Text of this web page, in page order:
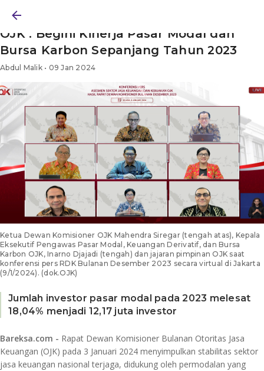
OJK : Begini Kinerja Pasar Modal dan
Bursa Karbon Sepanjang Tahun 2023
Abdul Malik • 09 Jan 2024
Ketua Dewan Komisioner OJK Mahendra Siregar (tengah atas), Kepala
Eksekutif Pengawas Pasar Modal, Keuangan Derivatif, dan Bursa
Karbon OJK, Inarno Djajadi (tengah) dan jajaran pimpinan OJK saat
konferensi pers RDK Bulanan Desember 2023 secara virtual di Jakarta
(9/1/2024). (dok.OJK)
Jumlah investor pasar modal pada 2023 melesat
18,04% menjadi 12,17 juta investor
Bareksa.com - Rapat Dewan Komisioner Bulanan Otoritas Jasa
Keuangan (OJK) pada 3 Januari 2024 menyimpulkan stabilitas sektor
jasa keuangan nasional terjaga, didukung oleh permodalan yang